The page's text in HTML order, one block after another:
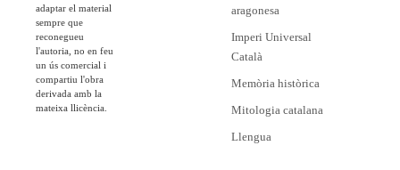
adaptar el material
sempre que
reconegueu
l'autoria, no en feu
un ús comercial i
compartiu l'obra
derivada amb la
mateixa llicència.
aragonesa
Imperi Universal
Català
Memòria històrica
Mitologia catalana
Llengua